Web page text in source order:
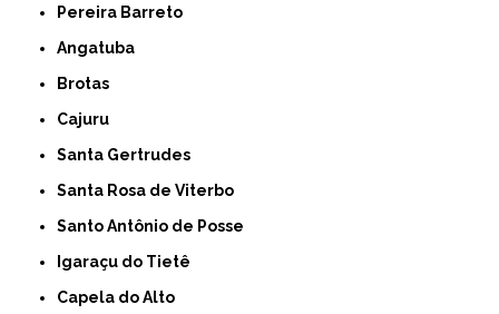
Pereira Barreto
Angatuba
Brotas
Cajuru
Santa Gertrudes
Santa Rosa de Viterbo
Santo Antônio de Posse
Igaraçu do Tietê
Capela do Alto